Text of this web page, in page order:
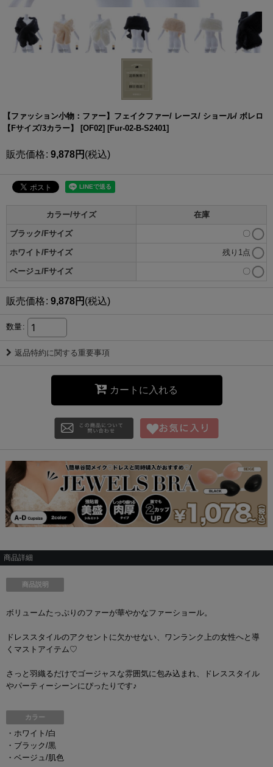
【ファッション小物：ファー】フェイクファー/ レース/ ショール/ ボレロ
【Fサイズ/3カラー】 [OF02] [Fur-02-B-S2401]
販売価格: 9,878円 (税込)
カラー/サイズ 在庫
ブラック/Fサイズ 〇
ホワイト/Fサイズ 残り1点
ベージュ/Fサイズ 〇
販売価格: 9,878円 (税込)
数量:
返品特約に関する重要事項
カートに入れる
商品詳細
商品説明
ボリュームたっぷりのファーが華やかなファーショール。
ドレススタイルのアクセントに欠かせない、ワンランク上の女性へと導
くマストアイテム♡
さっと羽織るだけでゴージャスな雰囲気に包み込まれ、ドレススタイル
やパーティーシーンにぴったりです♪
カラー
・ホワイト/白
・ブラック/黒
・ベージュ/肌色